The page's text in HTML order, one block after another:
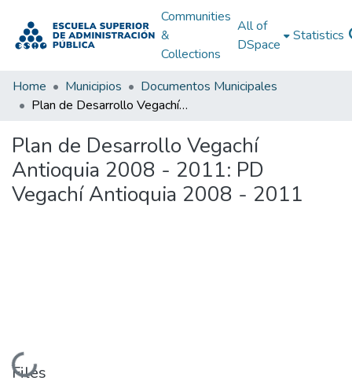
Communities
&
Collections
All of
DSpace
Statistics
Home Municipios
Documentos Municipales
Plan de Desarrollo Vegachí Antioquia 2008 - 2011: PD Vegachí Antioquia 2008 - 2011
Plan de Desarrollo Vegachí
Antioquia 2008 - 2011: PD
Vegachí Antioquia 2008 - 2011
Loading...
Files